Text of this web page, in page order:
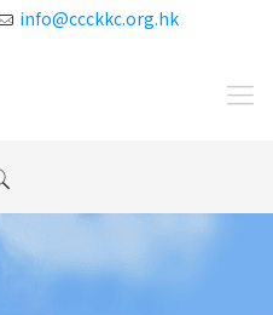
info@ccckkc.org.hk